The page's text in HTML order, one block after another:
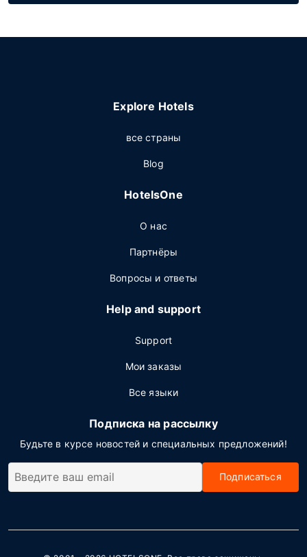
Explore Hotels
все страны
Blog
HotelsOne
О нас
Партнёры
Вопросы и ответы
Help and support
Support
Мои заказы
Все языки
Подписка на рассылку
Будьте в курсе новостей и специальных предложений!
Подписаться